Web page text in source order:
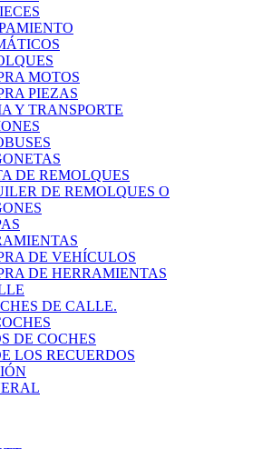
MOTOS
PIEZAS
Y TRANSPORTE
DE REMOLQUES
DE REMOLQUES O
DE VEHÍCULOS
DE HERRAMIENTAS
DE CALLE.
DE COCHES
LOS RECUERDOS